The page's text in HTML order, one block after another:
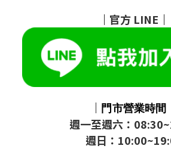
｜ 官方 LINE ｜
｜ 門市營業時間
週一至週六：
週日：